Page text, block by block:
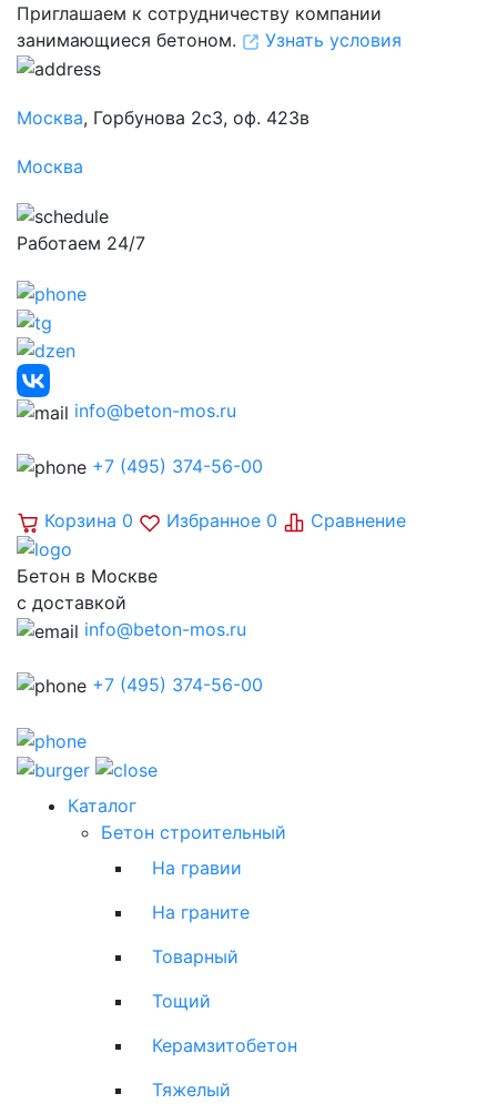
Приглашаем к сотрудничеству компании
занимающиеся бетоном.
Узнать условия
Москва, Горбунова 2с3, оф. 423в
Москва
Работаем 24/7
info@beton-mos.ru
+7 (495) 374-56-00
Корзина 0 Избранное 0 Сравнение
Бетон в Москве
с доставкой
info@beton-mos.ru
+7 (495) 374-56-00
Каталог
Бетон строительный
На гравии
На граните
Товарный
Тощий
Керамзитобетон
Тяжелый